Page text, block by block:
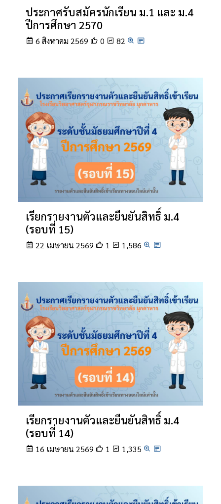
ประกาศรับสมัครนักเรียน ม.1 และ ม.4
ปีการศึกษา 2570
6 สิงหาคม 2569 0 82
เรียกรายงานตัวและยืนยันสิทธิ์ ม.4
(รอบที่ 15)
22 เมษายน 2569 1 1,586
เรียกรายงานตัวและยืนยันสิทธิ์ ม.4
(รอบที่ 14)
16 เมษายน 2569 1 1,335